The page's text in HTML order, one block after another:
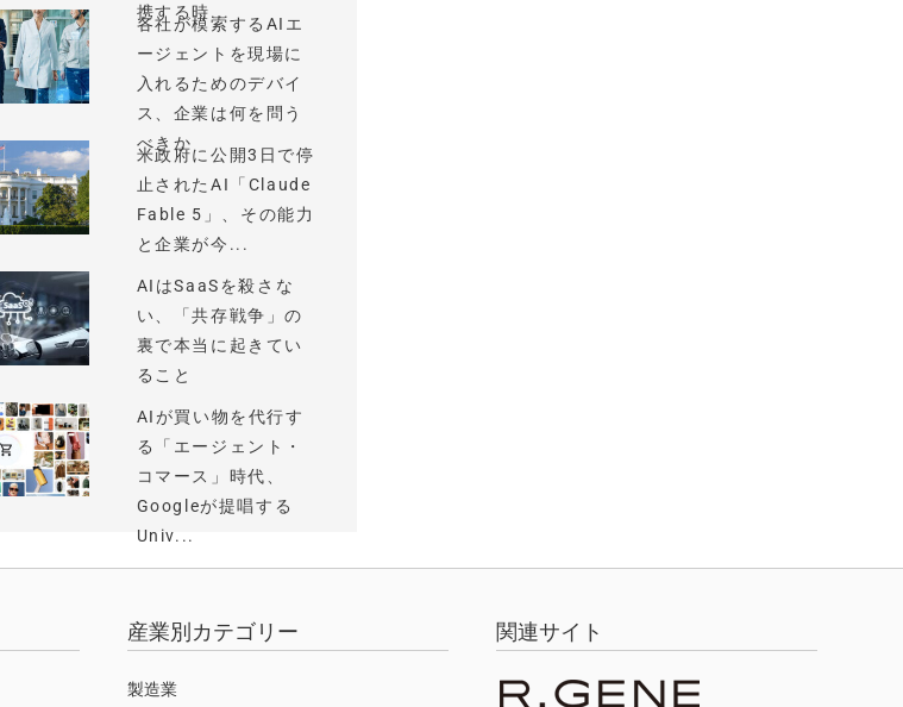
携する時...
各社が模索するAIエ
ージェントを現場に
入れるためのデバイ
ス、企業は何を問う
べきか
米政府に公開3日で停
止されたAI「Claude
Fable 5」、その能力
と企業が今...
AIはSaaSを殺さな
い、「共存戦争」の
裏で本当に起きてい
ること
AIが買い物を代行す
る「エージェント・
コマース」時代、
Googleが提唱する
Univ...
産業別カテゴリー
製造業
関連サイト